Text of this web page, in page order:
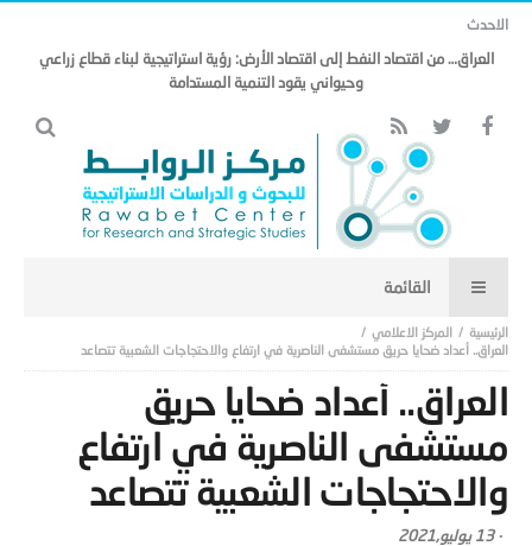
الاحدث
العراق… من اقتصاد النفط إلى اقتصاد الأرض: رؤية استراتيجية لبناء قطاع زراعي
وحيواني يقود التنمية المستدامة
المركز الاعلامي
العراق.. أعداد ضحايا حريق مستشفى الناصرية في ارتفاع والاحتجاجات الشعبية تتصاعد
العراق.. أعداد ضحايا حريق
مستشفى الناصرية في ارتفاع
والاحتجاجات الشعبية تتصاعد
-13 يوليو,2021